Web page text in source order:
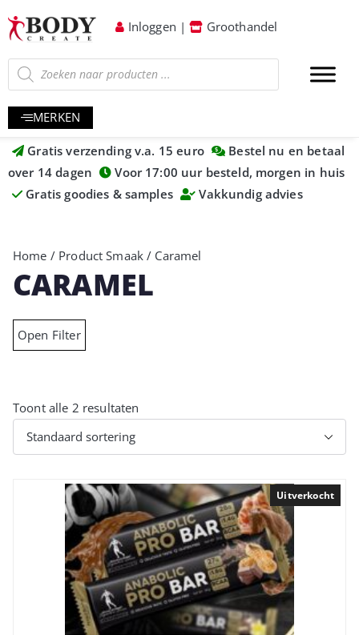
Inloggen | Groothandel
MERKEN
Gratis verzending v.a. 15 euro
Bestel nu en betaal
over 14 dagen
Voor 17:00 uur besteld, morgen in huis
Gratis goodies & samples
Vakkundig advies
Home / Product Smaak / Caramel
CARAMEL
Open Filter
Toont alle 2 resultaten
Uitverkocht